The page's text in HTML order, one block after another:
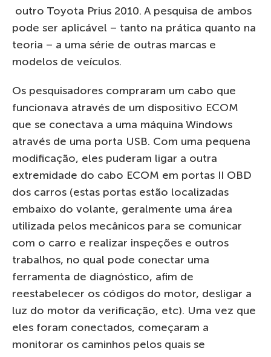
outro Toyota Prius 2010. A pesquisa de ambos
pode ser aplicável – tanto na prática quanto na
teoria – a uma série de outras marcas e
modelos de veículos.
Os pesquisadores compraram um cabo que
funcionava através de um dispositivo ECOM
que se conectava a uma máquina Windows
através de uma porta USB. Com uma pequena
modificação, eles puderam ligar a outra
extremidade do cabo ECOM em portas II OBD
dos carros (estas portas estão localizadas
embaixo do volante, geralmente uma área
utilizada pelos mecânicos para se comunicar
com o carro e realizar inspeções e outros
trabalhos, no qual pode conectar uma
ferramenta de diagnóstico, afim de
reestabelecer os códigos do motor, desligar a
luz do motor da verificação, etc). Uma vez que
eles foram conectados, começaram a
monitorar os caminhos pelos quais se